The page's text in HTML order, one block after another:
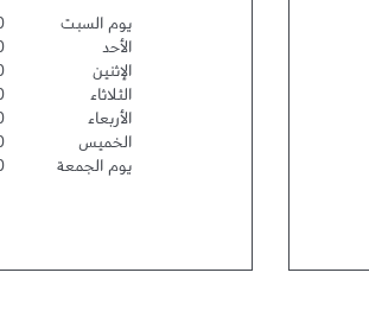
يوم السبت
الأحد
الإثنين
الثلاثاء
الأربعاء
الخميس
يوم الجمعة